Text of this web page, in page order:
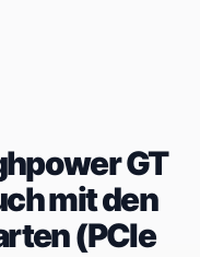
GT
mit den
(PCIe